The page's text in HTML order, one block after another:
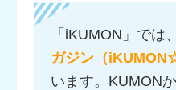
「iKUMON」では
ガジン（
います。KUMON